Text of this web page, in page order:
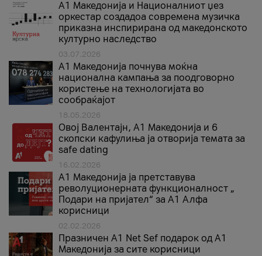
А1 Македонија и Националниот џез
оркестар создадоа современа музичка
приказна инспирирана од македонското
културно наследство
03.07.2026
A1 Македонија почнува моќна
национална кампања за поодговорно
користење на технологијата во
сообраќајот
18.05.2026
Овој Валентајн, A1 Македонија и 6
скопски кафулиња ја отворија темата за
safe dating
16.02.2026
А1 Македонија ја претставува
револуционерната функционалност „
Подари на пријател“ за А1 Алфа
корисници
02.02.2026
Празничен A1 Net Sеf подарок од А1
Македонија за сите корисници